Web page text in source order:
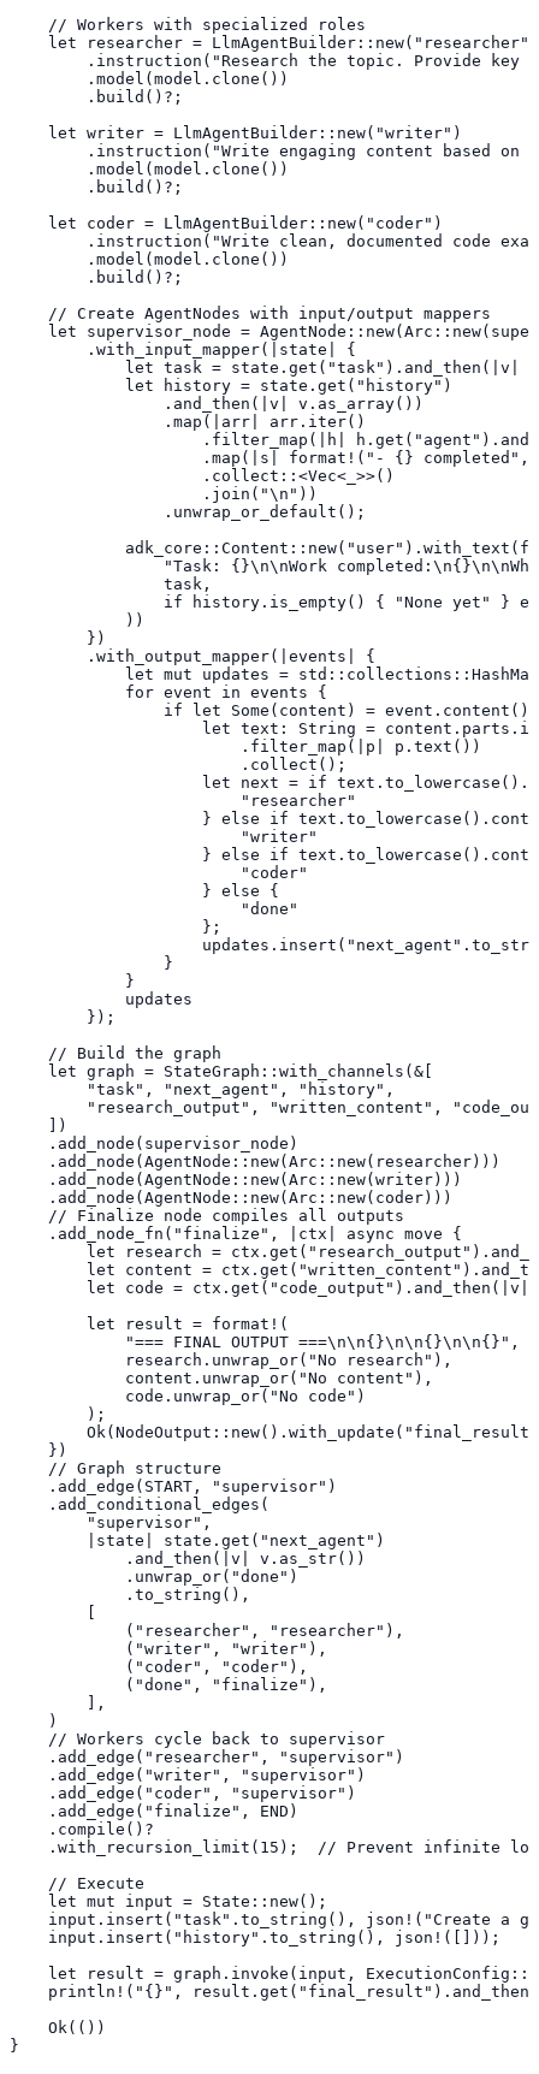
    // Workers with specialized roles
    let researcher = LlmAgentBuilder::new("researcher")
.instruction("Research the topic. Provide key
        .model(model.clone())
        .build()?;
    let writer = LlmAgentBuilder::new("writer")
.instruction("Write engaging content based on
        .model(model.clone())
        .build()?;
    let coder = LlmAgentBuilder::new("coder")
.instruction("Write clean, documented code
        .model(model.clone())
        .build()?;
    // Create AgentNodes with input/output mappers
let supervisor_node =
        .with_input_mapper(|state| {
let task = state.get("task").and_then(|v|
            let history = state.get("history")
                .and_then(|v| v.as_array())
                .map(|arr| arr.iter()
.filter_map(|h|
.map(|s| format!("- {} completed",
                    .collect::<Vec<_>>()
                    .join("\n"))
                .unwrap_or_default();
"Task: {}\n\nWork
                task,
if history.is_empty() { "None yet" }
            ))
        })
        .with_output_mapper(|events| {
let mut updates =
            for event in events {
if let Some(content) = event.content()
let text: String =
                        .filter_map(|p| p.text())
                        .collect();
let next = if
                        "researcher"
} else if
                        "writer"
} else if
                        "coder"
                    } else {
                        "done"
                    };
                }
            }
            updates
        });
    // Build the graph
    let graph = StateGraph::with_channels(&[
        "task", "next_agent", "history",
"research_output", "written_content",
    ])
    .add_node(supervisor_node)
    .add_node(AgentNode::new(Arc::new(researcher)))
    .add_node(AgentNode::new(Arc::new(writer)))
    .add_node(AgentNode::new(Arc::new(coder)))
    // Finalize node compiles all outputs
    .add_node_fn("finalize", |ctx| async move {
let research =
let content =
let code = ctx.get("code_output").and_then(|v|
        let result = format!(
            "=== FINAL OUTPUT ===\n\n{}\n\n{}\n\n{}",
            research.unwrap_or("No research"),
            content.unwrap_or("No content"),
            code.unwrap_or("No code")
        );
    })
    // Graph structure
    .add_edge(START, "supervisor")
    .add_conditional_edges(
        "supervisor",
        |state| state.get("next_agent")
            .and_then(|v| v.as_str())
            .unwrap_or("done")
            .to_string(),
            ("researcher", "researcher"),
            ("writer", "writer"),
            ("coder", "coder"),
            ("done", "finalize"),
        ],
    )
    // Workers cycle back to supervisor
    .add_edge("researcher", "supervisor")
    .add_edge("writer", "supervisor")
    .add_edge("coder", "supervisor")
    .add_edge("finalize", END)
    .compile()?
.with_recursion_limit(15);  // Prevent infinite
    // Execute
    let mut input = State::new();
input.insert("task".to_string(), json!("Create a
    input.insert("history".to_string(), json!([]));
let result = graph.invoke(input,
println!("{}",
    Ok(())
}